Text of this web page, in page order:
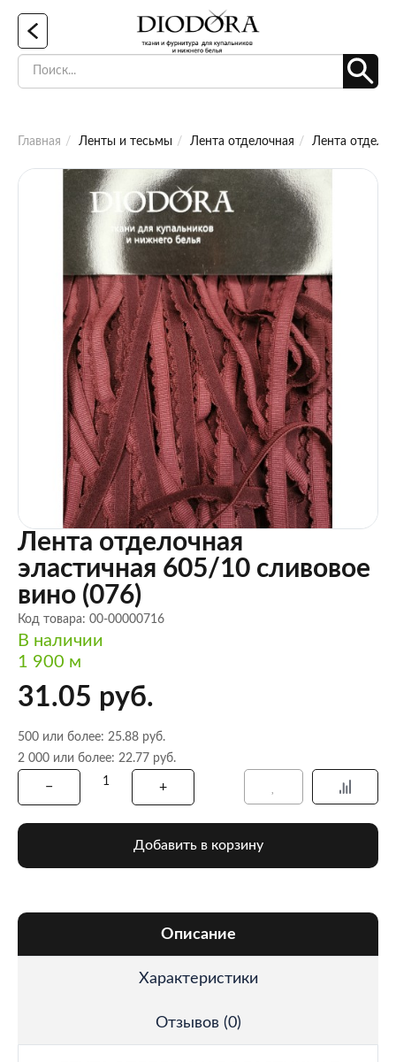
Главная Ленты и тесьмы Лента отделочная Лента
Лента отделочная
эластичная 605/10 сливовое
вино (076)
Код товара: 00-00000716
В наличии
1 900 м
31.05 руб.
500 или более: 25.88 руб.
2 000 или более: 22.77 руб.
Добавить в корзину
Описание
Характеристики
Отзывов (0)